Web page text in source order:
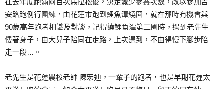
在去年底跑滿兩百次馬拉松後，決定減少參賽次數，改以參加吉
安路跑例行團練，由花蓮市跑到鯉魚潭繞圈，就在那時有機會與
90歲高年跑者相識及對談，記得繞鯉魚潭第二圈時，遇到老先生
僂著身子，由大兒子陪同在走路，上次遇到，不由得慢下腳步陪
走一段…。
老先生是花蓮農校老師 陳宏迪，一輩子的跑者，也是早期花蓮太